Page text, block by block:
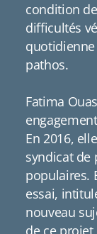
condition
difficultés
quotidienne
pathos.
Fatima
En 2016,
syndicat de
populaires.
essai,
nouveau
de ce